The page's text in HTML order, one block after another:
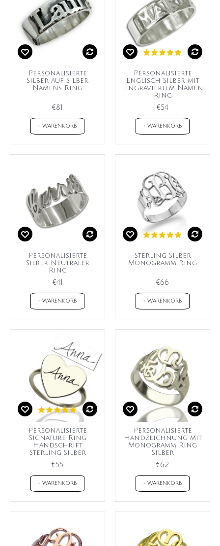
Personalisierte
Silber auf Silber
Namens Ring
€81
+ WARENKORB
Personalisierte
Englisch Silber mit
eingraviertem Namen
Ring
€54
+ WARENKORB
Personalisierte
Silber Neutraler
Ring
€41
+ WARENKORB
Sterling Silber
Monogramm Ring
€66
+ WARENKORB
Personalisierte
Signature Ring
Handschrift
Sterling Silber
€55
+ WARENKORB
Personalisierte
Handzeichnung mit
Monogramm Ring
Silber
€62
+ WARENKORB